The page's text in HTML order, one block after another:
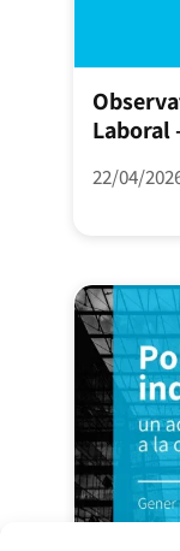
Laboral
22/04/